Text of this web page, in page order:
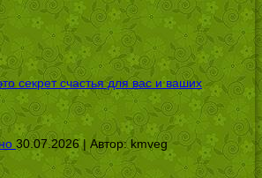
секрет счастья для вас и ваших
30.07.2026 | Автор:kmveg